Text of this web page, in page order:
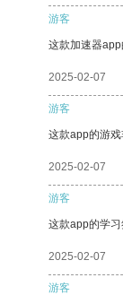
游客
这款加速器app
2025-02-07
游客
这款app的游戏
2025-02-07
游客
这款app的学习
2025-02-07
游客